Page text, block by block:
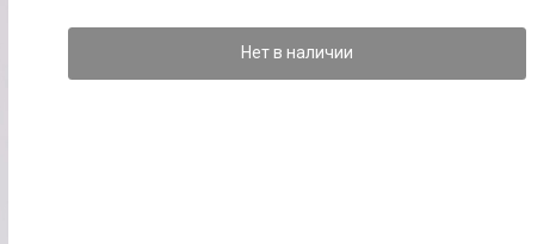
Нет в наличии